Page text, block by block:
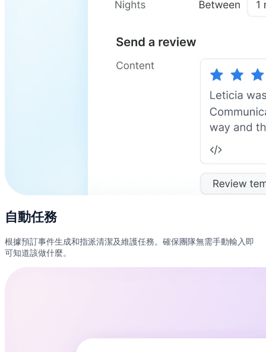
自動任務
根據預訂事件生成和指派清潔及維護任務。確保團隊無需手動輸入即
可知道該做什麼。